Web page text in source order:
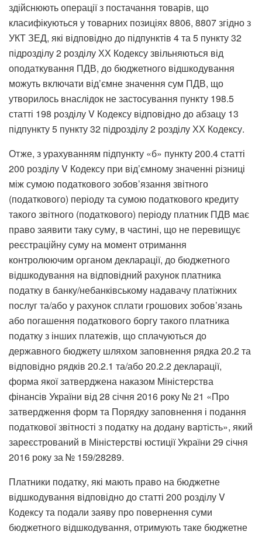
здійснюють операції з постачання товарів, що
класифікуються у товарних позиціях 8806, 8807 згідно з
УКТ ЗЕД, які відповідно до підпунктів 4 та 5 пункту 32
підрозділу 2 розділу ХХ Кодексу звільняються від
оподаткування ПДВ, до бюджетного відшкодування
можуть включати від’ємне значення сум ПДВ, що
утворилось внаслідок не застосування пункту 198.5
статті 198 розділу V Кодексу відповідно до абзацу 13
підпункту 5 пункту 32 підрозділу 2 розділу ХХ Кодексу.
Отже, з урахуванням підпункту «б» пункту 200.4 статті
200 розділу V Кодексу при від’ємному значенні різниці
між сумою податкового зобов’язання звітного
(податкового) періоду та сумою податкового кредиту
такого звітного (податкового) періоду платник ПДВ має
право заявити таку суму, в частині, що не перевищує
реєстраційну суму на момент отримання
контролюючим органом декларації, до бюджетного
відшкодування на відповідний рахунок платника
податку в банку/небанківському надавачу платіжних
послуг та/або у рахунок сплати грошових зобов’язань
або погашення податкового боргу такого платника
податку з інших платежів, що сплачуються до
державного бюджету шляхом заповнення рядка 20.2 та
відповідно рядків 20.2.1 та/або 20.2.2 декларації,
форма якої затверджена наказом Міністерства
фінансів України від 28 січня 2016 року № 21 «Про
затвердження форм та Порядку заповнення і подання
податкової звітності з податку на додану вартість», який
зареєстрований в Міністерстві юстиції України 29 січня
2016 року за № 159/28289.
Платники податку, які мають право на бюджетне
відшкодування відповідно до статті 200 розділу V
Кодексу та подали заяву про повернення суми
бюджетного відшкодування, отримують таке бюджетне